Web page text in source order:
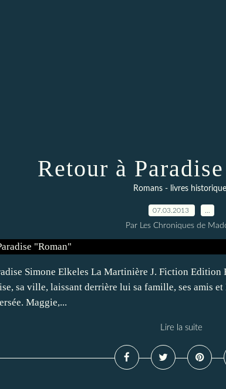
Retour à
Romans - livres
07.03.2013
Par Les Chroniques de
Simone Elkeles La Martinière J. Fiction Edition
sa ville, laissant derrière lui sa famille, ses amis
Maggie,...
Lire la suite